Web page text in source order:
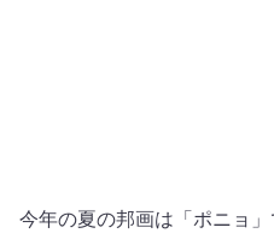
今年の夏の邦画は「ポニョ